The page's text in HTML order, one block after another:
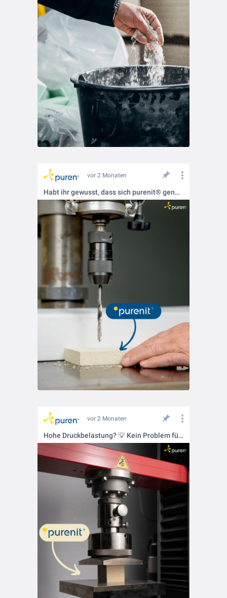
vor 2 Monaten
Habt ihr gewusst, dass sich purenit® genauso flexibel bearbeiten lässt wie Holz und Holzwerkstoffe? 🪚✨
vor 2 Monaten
Hohe Druckbelastung? 💡 Kein Problem für purenit.